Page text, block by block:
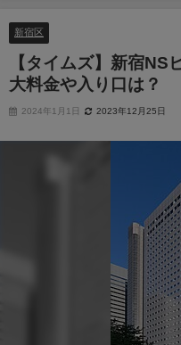
新宿区
【タイムズ】新宿NS
大料金や入り口は？
2024年1月1日 2023年12月25日